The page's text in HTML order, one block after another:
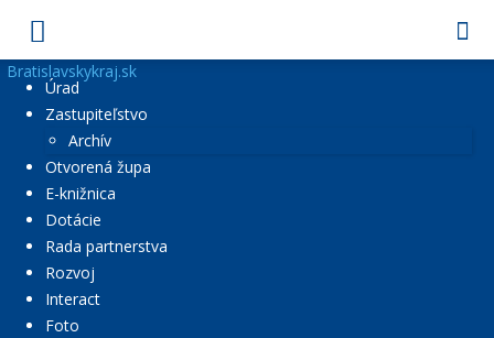
Bratislavskykraj.sk
Úrad
Zastupiteľstvo
Archív
Otvorená župa
E-knižnica
Dotácie
Rada partnerstva
Rozvoj
Interact
Foto